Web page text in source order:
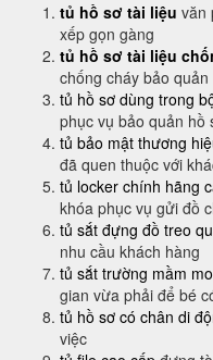
tủ hồ sơ tài liệu văn
xếp gọn gàng
tủ hồ sơ tài liệu
chống cháy bảo
tủ hồ sơ dùng trong
phục vụ bảo quản hồ
tủ bảo mật thương
đã quen thuộc với
tủ locker chính hãng
khóa phục vụ gửi đồ
tủ sắt đựng đồ treo
nhu cầu khách hàng
tủ sắt trường mầm
gian vừa phải để bé
tủ hồ sơ có chân di
việc